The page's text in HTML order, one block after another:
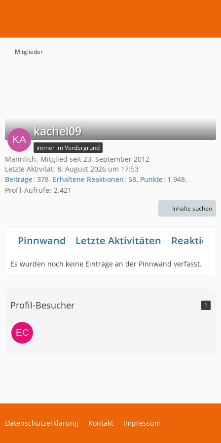
Mitglieder
kachel09
immer im Vordergrund
Männlich Mitglied seit 23. September 2012
Letzte Aktivität: 8. August 2026 um 17:53
Beiträge 378 Erhaltene Reaktionen 58 Punkte 1.948
Profil-Aufrufe 2.421
Inhalte suchen
Pinnwand Letzte Aktivitäten
Es wurden noch keine Einträge an der Pinnwand verfasst.
Profil-Besucher 1
Datenschutzerklärung Kontakt Impressum